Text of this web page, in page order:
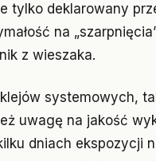
tylko deklarowany
na
z wieszaka.
systemowych,
uwagę na jakość
dniach ekspozycji